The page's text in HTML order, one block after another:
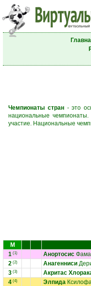
Чемпионаты стран- это
национальные
участие. Национальные
М
1 (1) Анортосис
2 (2) Анагенниси
3 (3) Акритас
4 (4) Элпида